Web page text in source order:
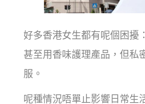
好多香港女生都有呢個困擾
甚至用香味護理產品，但私
服。
呢種情況唔單止影響日常生